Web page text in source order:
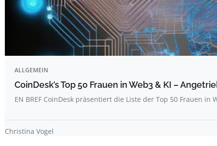
ALLGEMEIN
CoinDesk’s Top 50 Frauen in Web3 & KI –
EN BREF CoinDesk präsentiert die Liste der Top 50 Frauen in
Christina Vogel